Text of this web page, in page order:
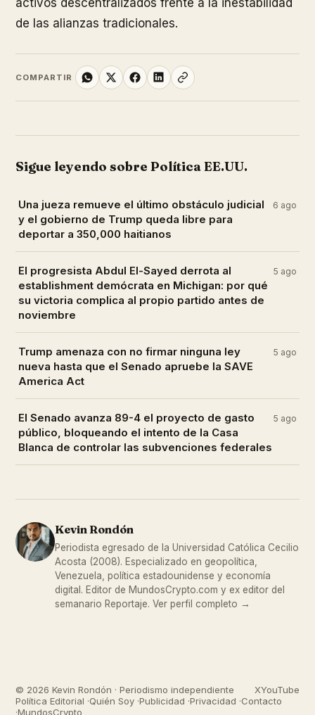
de las alianzas tradicionales.
COMPARTIR
Sigue leyendo sobre Política EE.UU.
Una jueza remueve el último obstáculo judicial
y el gobierno de Trump queda libre para
deportar a 350,000 haitianos
6 ago
El progresista Abdul El-Sayed derrota al
establishment demócrata en Michigan: por qué
su victoria complica al propio partido antes de
noviembre
5 ago
Trump amenaza con no firmar ninguna ley
nueva hasta que el Senado apruebe la SAVE
America Act
5 ago
El Senado avanza 89-4 el proyecto de gasto
público, bloqueando el intento de la Casa
Blanca de controlar las subvenciones federales
5 ago
Kevin Rondón
Periodista egresado de la Universidad Católica Cecilio
Acosta (2008). Especializado en geopolítica,
Venezuela, política estadounidense y economía
digital. Editor de MundosCrypto.com y ex editor del
semanario Reportaje.Ver perfil completo →
© 2026 Kevin Rondón · Periodismo independiente XYouTube
Política Editorial ·Quién Soy ·Publicidad ·Privacidad ·Contacto
·MundosCrypto